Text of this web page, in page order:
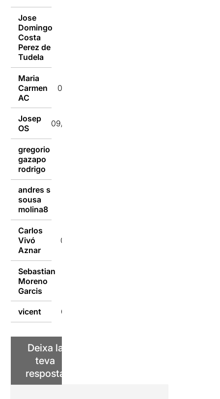
Jose
Domingo
Costa
Perez de
Tudela
Maria
Carmen
AC
09/10/2016
Josep
OS
09/10/2016
gregorio
gazapo
rodrigo
andres s
sousa
molina8
Carlos
Vivó
Aznar
09/10/2016
Sebastian
Moreno
Garcis
vicent 09/10/2016
Deixa la
teva
resposta